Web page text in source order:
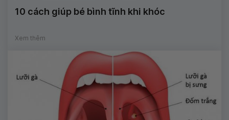
10 cách giúp bé bình tĩnh khi khóc
Xem thêm